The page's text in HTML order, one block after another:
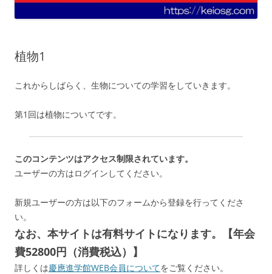
植物1
これからしばらく、生物についての学習をしていきます。
第1回は植物についてです。
このコンテンツはアクセス制限されています。
ユーザーの方はログインしてください。
新規ユーザーの方は以下のフォームから登録を行ってくださ
い。
なお、本サイトは有料サイトになります。【年会
費52800円（消費税込）】
詳しくは慶應進学館WEB会員についてをご覧ください。